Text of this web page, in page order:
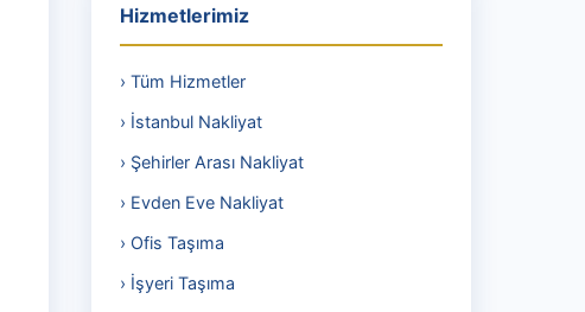
Hizmetlerimiz
› Tüm Hizmetler
› İstanbul Nakliyat
› Şehirler Arası Nakliyat
› Evden Eve Nakliyat
› Ofis Taşıma
› İşyeri Taşıma